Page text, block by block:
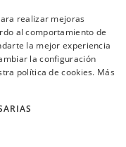
298 1300
realizar mejoras
al comportamiento de
la mejor experiencia
la configuración
política de cookies. Más